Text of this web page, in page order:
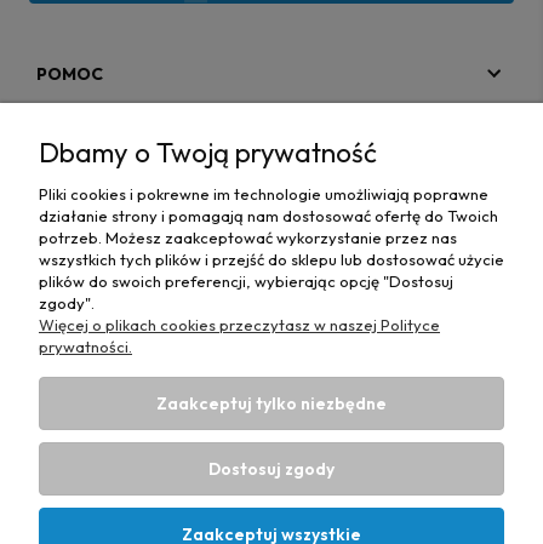
POMOC
MAPA STRONY
INFORMACJE
Hurtownia materiałów tapicerskich Adrian| ul. Chorzowska
50e, 44-100 Gliwice, woj. śląskie | E-mail:
6312703341
Dbamy o Twoją prywatność
Pliki cookies i pokrewne im technologie umożliwiają poprawne
działanie strony i pomagają nam dostosować ofertę do Twoich
potrzeb. Możesz zaakceptować wykorzystanie przez nas
wszystkich tych plików i przejść do sklepu lub dostosować użycie
plików do swoich preferencji, wybierając opcję "Dostosuj
zgody".
Więcej o plikach cookies przeczytasz w naszej Polityce
prywatności.
Zaakceptuj tylko niezbędne
Dostosuj zgody
Zaakceptuj wszystkie